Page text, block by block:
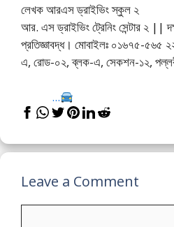
লেখক আরএস ড্রাইভিং স্কুল ২
আর. এস ড্রাইভিং ট্রেনিং সেন্টার ২ ||
প্রতিজ্ঞাবদ্ধ। মোবাইলঃ ০১৬৭৫-৫৬৫
এ, রোড-০২, ব্লক-এ, সেকশন-১২,
...
Leave a Comment